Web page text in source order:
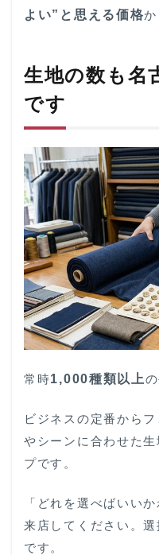
よい”と思える価格か
生地の数も名
です
常時1,000種類以上
ビジネスの定番から
やシーンに合わせた
プです。
「どれを選べばいい
来店してください。
です。